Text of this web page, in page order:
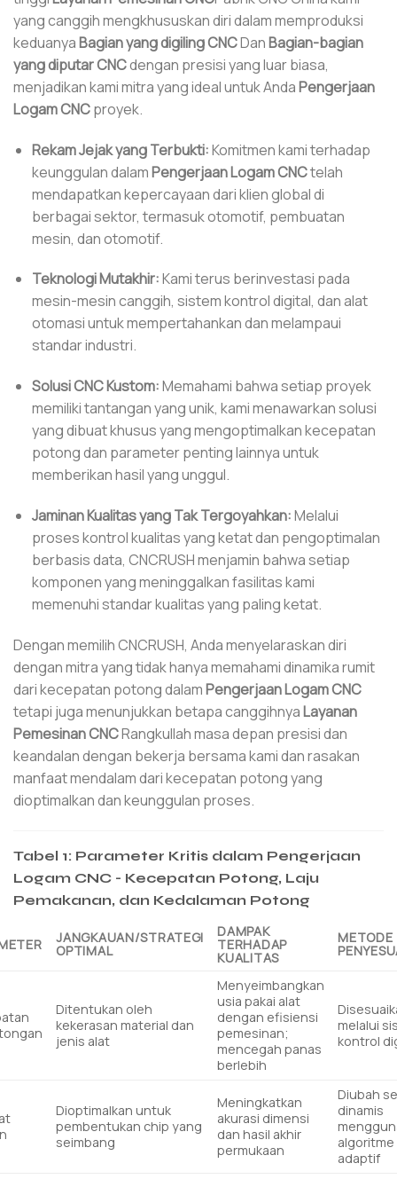
yang canggih mengkhususkan diri dalam memproduksi
keduanyaBagian yang digiling CNCDanBagian-bagian
yang diputar CNCdengan presisi yang luar biasa,
menjadikan kami mitra yang ideal untuk AndaPengerjaan
Logam CNCproyek.
Rekam Jejak yang Terbukti:Komitmen kami terhadap
keunggulan dalamPengerjaan Logam CNCtelah
mendapatkan kepercayaan dari klien global di
berbagai sektor, termasuk otomotif, pembuatan
mesin, dan otomotif.
Teknologi Mutakhir:Kami terus berinvestasi pada
mesin-mesin canggih, sistem kontrol digital, dan alat
otomasi untuk mempertahankan dan melampaui
standar industri.
Solusi CNC Kustom:Memahami bahwa setiap proyek
memiliki tantangan yang unik, kami menawarkan solusi
yang dibuat khusus yang mengoptimalkan kecepatan
potong dan parameter penting lainnya untuk
memberikan hasil yang unggul.
Jaminan Kualitas yang Tak Tergoyahkan:Melalui
proses kontrol kualitas yang ketat dan pengoptimalan
berbasis data, CNCRUSH menjamin bahwa setiap
komponen yang meninggalkan fasilitas kami
memenuhi standar kualitas yang paling ketat.
Dengan memilih CNCRUSH, Anda menyelaraskan diri
dengan mitra yang tidak hanya memahami dinamika rumit
dari kecepatan potong dalamPengerjaan Logam CNC
tetapi juga menunjukkan betapa canggihnyaLayanan
Pemesinan CNCRangkullah masa depan presisi dan
keandalan dengan bekerja bersama kami dan rasakan
manfaat mendalam dari kecepatan potong yang
dioptimalkan dan keunggulan proses.
Tabel 1: Parameter Kritis dalam Pengerjaan
Logam CNC - Kecepatan Potong, Laju
Pemakanan, dan Kedalaman Potong
JANGKAUAN/STRATEGI
OPTIMAL
DAMPAK
TERHADAP
KUALITAS
METODE
Ditentukan oleh
kekerasan material dan
jenis alat
Menyeimbangkan
usia pakai alat
dengan efisiensi
pemesinan;
mencegah panas
berlebih
melalui
kontrol
Dioptimalkan untuk
pembentukan chip yang
seimbang
Meningkatkan
akurasi dimensi
dan hasil akhir
permukaan
Diubah
dinamis
algoritme
adaptif